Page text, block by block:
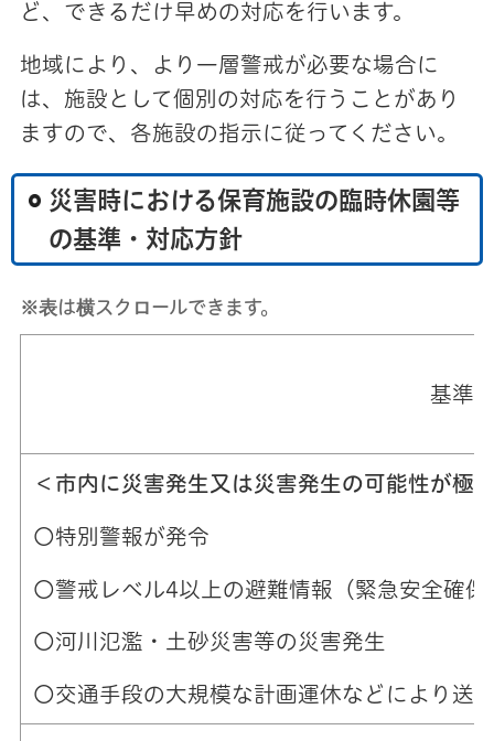
ど、できるだけ早めの対応を行います。
地域により、より一層警戒が必要な場合に
は、施設として個別の対応を行うことがあり
ますので、各施設の指示に従ってください。
災害時における保育施設の臨時休園等
の基準・対応方針
※表は横スクロールできます。
基準
＜市内に災害発生又は災害発生の可能性が極
〇特別警報が発令
〇警戒レベル4以上の避難情報（緊急安全確
〇河川氾濫・土砂災害等の災害発生
〇交通手段の大規模な計画運休などにより送